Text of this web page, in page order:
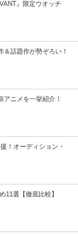
』限定ウオッチ
＆話題作が勢ぞろい！
アニメを一挙紹介！
！オーディション・
11選【徹底比較】